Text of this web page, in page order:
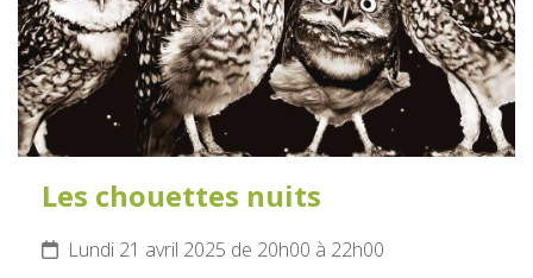
Les chouettes nuits
Lundi 21 avril 2025 de 20h00 à 22h00